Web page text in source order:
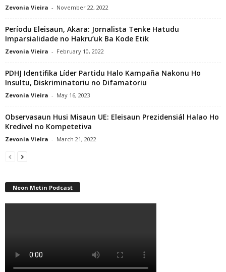
Zevonia Vieira - November 22, 2022
Períodu Eleisaun, Akara: Jornalista Tenke Hatudu
Imparsialidade no Hakru’uk Ba Kode Etik
Zevonia Vieira - February 10, 2022
PDHJ Identifika Líder Partidu Halo Kampaña Nakonu Ho
Insultu, Diskriminatoriu no Difamatoriu
Zevonia Vieira - May 16, 2023
Observasaun Husi Misaun UE: Eleisaun Prezidensiál Halao Ho
Kredivel no Kompetetiva
Zevonia Vieira - March 21, 2022
Neon Metin Podcast